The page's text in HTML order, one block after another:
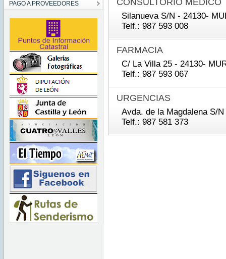
PAGO A PROVEEDORES
Silanueva S/N - 24130-
Telf.: 987 593 008
FARMACIA
C/ La Villa 25 - 24130-
Telf.: 987 593 067
URGENCIAS
Avda. de la Magdalena S/
Telf.: 987 581 373